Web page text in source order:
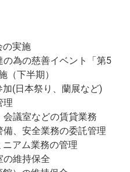
の実施
為の慈善イベント「第5
（下半期）
(日本祭り、蘭展など)
理
議室などの賃貸業務
、安全業務の委託管理
アム業務の管理
の維持保全